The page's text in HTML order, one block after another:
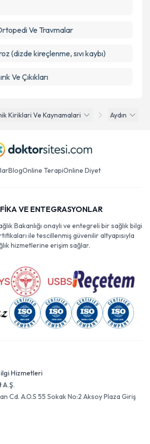
Kiriklari Ve Kaynamalari Aydın
Ve Travmalar
(dizde kireçlenme, sıvı kaybı)
Ve Çıkıkları
BlogOnline TerapiOnline Diyet
VE ENTEGRASYONLAR
Bakanlığı onaylı ve entegreli bir sağlık bilgi
ile tescillenmiş güvenilir altyapısıyla
hizmetlerine erişim sağlar.
Hizmetleri
A.Ş.
Cd. A.O.S 55 Sokak No:2 Aksoy Plaza Giriş